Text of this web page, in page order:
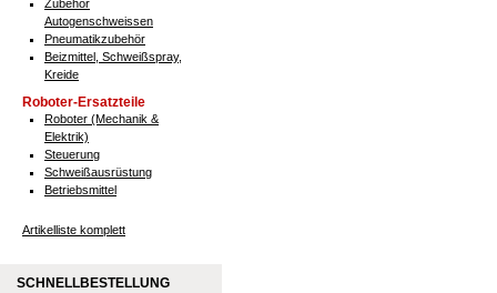
Zubehör
Autogenschweissen
Pneumatikzubehör
Beizmittel, Schweißspray,
Kreide
Roboter-Ersatzteile
Roboter (Mechanik &
Elektrik)
Steuerung
Schweißausrüstung
Betriebsmittel
Artikelliste komplett
SCHNELLBESTELLUNG